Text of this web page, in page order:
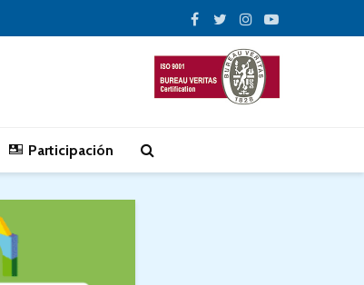
Participación